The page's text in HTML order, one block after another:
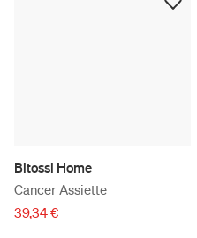
Bitossi Home
Cancer Assiette
39,34 €